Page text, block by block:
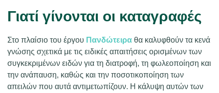
Γιατί γίνονται οι καταγραφές
Στο πλαίσιο του έργου Πανδώτειρα θα καλυφθούν τα κενά
γνώσης σχετικά με τις ειδικές απαιτήσεις ορισμένων των
συγκεκριμένων ειδών για τη διατροφή, τη φωλεοποίηση και
την ανάπαυση, καθώς και την ποσοτικοποίηση των
απειλών που αυτά αντιμετωπίζουν. Η κάλυψη αυτών των